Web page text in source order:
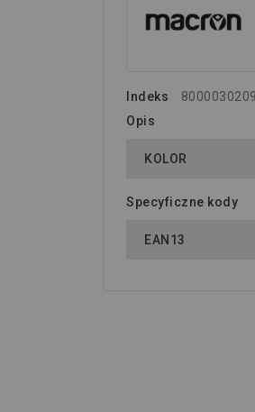
Indeks
Opis
KOLOR
Specyficzne kody
EAN13